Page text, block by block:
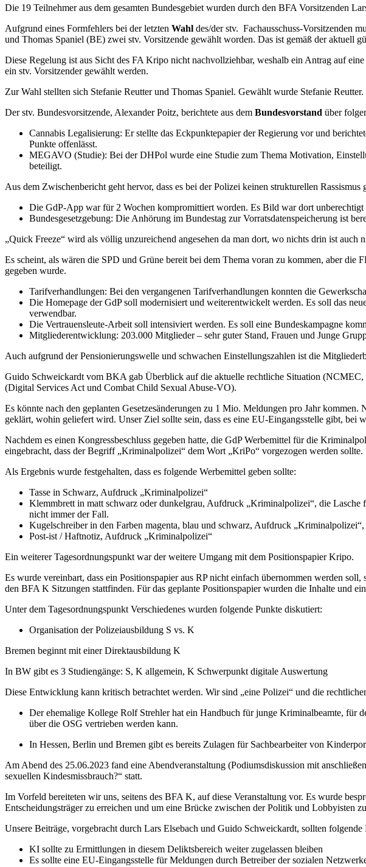
Die 19 Teilnehmer aus dem gesamten Bundesgebiet wurden durch den BFA Vorsitzenden
Aufgrund eines Formfehlers bei der letzten Wahl des/der stv. Fachausschuss-Vorsitzenden
und Thomas Spaniel (BE) zwei stv. Vorsitzende gewählt worden. Das ist gemäß der aktuell
Diese Regelung ist aus Sicht des FA Kripo nicht nachvollziehbar, weshalb ein Antrag auf
ein stv. Vorsitzender gewählt werden.
Zur Wahl stellten sich Stefanie Reutter und Thomas Spaniel. Gewählt wurde Stefanie Reutter.
Der stv. Bundesvorsitzende, Alexander Poitz, berichtete aus dem Bundesvorstand über
Cannabis Legalisierung: Er stellte das Eckpunktepapier der Regierung vor und
Punkte offenlässt.
MEGAVO (Studie): Bei der DHPol wurde eine Studie zum Thema Motivation,
beteiligt.
Aus dem Zwischenbericht geht hervor, dass es bei der Polizei keinen strukturellen Rassismus
Die GdP-App war für 2 Wochen kompromittiert worden. Es Bild war dort
Bundesgesetzgebung: Die Anhörung im Bundestag zur Vorratsdatenspeicherung ist
„Quick Freeze“ wird als völlig unzureichend angesehen da man dort, wo nichts drin ist auch
Es scheint, als wären die SPD und Grüne bereit bei dem Thema voran zu kommen, aber die
gegeben wurde.
Tarifverhandlungen: Bei den vergangenen Tarifverhandlungen konnten die
Die Homepage der GdP soll modernisiert und weiterentwickelt werden. Es soll das
verwendbar.
Die Vertrauensleute-Arbeit soll intensiviert werden. Es soll eine Bundeskampagne
Mitgliederentwicklung: 203.000 Mitglieder – sehr guter Stand, Frauen und Junge
Auch aufgrund der Pensionierungswelle und schwachen Einstellungszahlen ist die
Guido Schweickardt vom BKA gab Überblick auf die aktuelle rechtliche Situation
(Digital Services Act und Combat Child Sexual Abuse-VO).
Es könnte nach den geplanten Gesetzesänderungen zu 1 Mio. Meldungen pro Jahr
geklärt, wohin geliefert wird. Unser Ziel sollte sein, dass es eine EU-Eingangsstelle gibt, bei
Nachdem es einen Kongressbeschluss gegeben hatte, die GdP Werbemittel für die
eingebracht, dass der Begriff „Kriminalpolizei“ dem Wort „KriPo“ vorgezogen werden sollte.
Als Ergebnis wurde festgehalten, dass es folgende Werbemittel geben sollte:
Tasse in Schwarz, Aufdruck „Kriminalpolizei“
Klemmbrett in matt schwarz oder dunkelgrau, Aufdruck „Kriminalpolizei“, die
nicht immer der Fall.
Kugelschreiber in den Farben magenta, blau und schwarz, Aufdruck
Post-ist / Haftnotiz, Aufdruck „Kriminalpolizei“
Ein weiterer Tagesordnungspunkt war der weitere Umgang mit dem Positionspapier Kripo.
Es wurde vereinbart, dass ein Positionspapier aus RP nicht einfach übernommen werden
den BFA K Sitzungen stattfinden. Für das geplante Positionspapier wurden die Inhalte und
Unter dem Tagesordnungspunkt Verschiedenes wurden folgende Punkte diskutiert:
Organisation der Polizeiausbildung S vs. K
Bremen beginnt mit einer Direktausbildung K
In BW gibt es 3 Studiengänge: S, K allgemein, K Schwerpunkt digitale Auswertung
Diese Entwicklung kann kritisch betrachtet werden. Wir sind „eine Polizei“ und die
Der ehemalige Kollege Rolf Strehler hat ein Handbuch für junge Kriminalbeamte, für
über die OSG vertrieben werden kann.
In Hessen, Berlin und Bremen gibt es bereits Zulagen für Sachbearbeiter von
Am Abend des 25.06.2023 fand eine Abendveranstaltung (Podiumsdiskussion mit
sexuellen Kindesmissbrauch?“ statt.
Im Vorfeld bereiteten wir uns, seitens des BFA K, auf diese Veranstaltung vor. Es wurde
Entscheidungsträger zu erreichen und um eine Brücke zwischen der Politik und Lobbyisten
Unsere Beiträge, vorgebracht durch Lars Elsebach und Guido Schweickardt, sollten
KI sollte zu Ermittlungen in diesem Deliktsbereich weiter zugelassen bleiben
Es sollte eine EU-Eingangsstelle für Meldungen durch Betreiber der sozialen